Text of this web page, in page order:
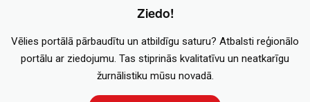
Ziedo!
Vēlies portālā pārbaudītu un atbildīgu saturu? Atbalsti reģionālo
portālu ar ziedojumu. Tas stiprinās kvalitatīvu un neatkarīgu
žurnālistiku mūsu novadā.